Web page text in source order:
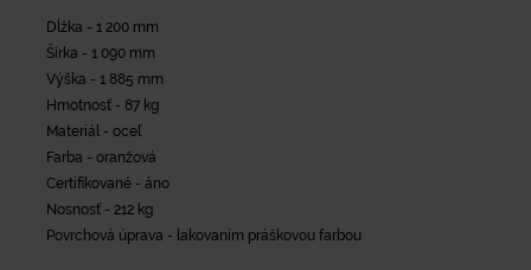
Dĺžka - 1 200 mm
Šírka - 1 090 mm
Výška - 1 885 mm
Hmotnosť - 87 kg
Materiál - oceľ
Farba - oranžová
Certifikované - áno
Nosnosť - 212 kg
Povrchová úprava - lakovaním práškovou farbou